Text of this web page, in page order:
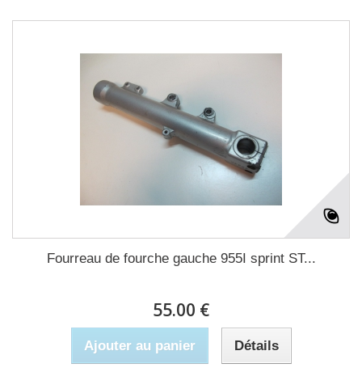
Fourreau de fourche gauche 955I sprint ST...
55.00 €
Ajouter au panier Détails